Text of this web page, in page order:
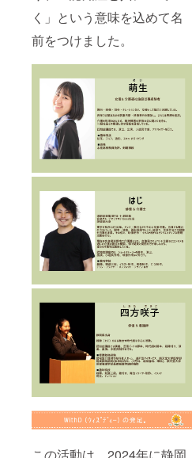
く」という意味を込めて名
前をつけました。